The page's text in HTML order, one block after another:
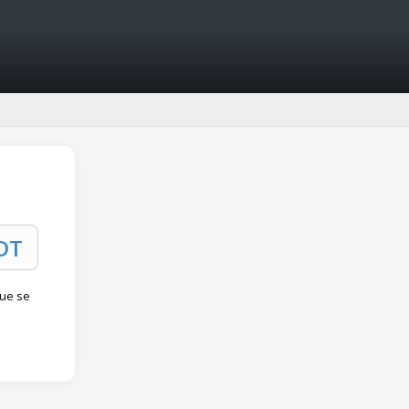
se